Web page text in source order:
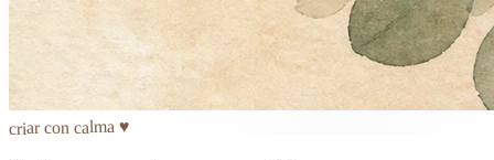
criar con calma ♥